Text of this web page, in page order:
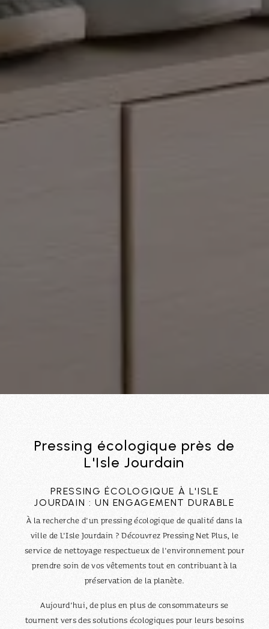
Pressing écologique près de
L'Isle Jourdain
PRESSING ÉCOLOGIQUE À L'ISLE
JOURDAIN : UN ENGAGEMENT DURABLE
À la recherche d'un pressing écologique de qualité dans la
ville de L'Isle Jourdain ? Découvrez Pressing Net Plus, le
service de nettoyage respectueux de l'environnement pour
prendre soin de vos vêtements tout en contribuant à la
préservation de la planète.
Aujourd'hui, de plus en plus de consommateurs se
tournent vers des solutions écologiques pour leurs besoins